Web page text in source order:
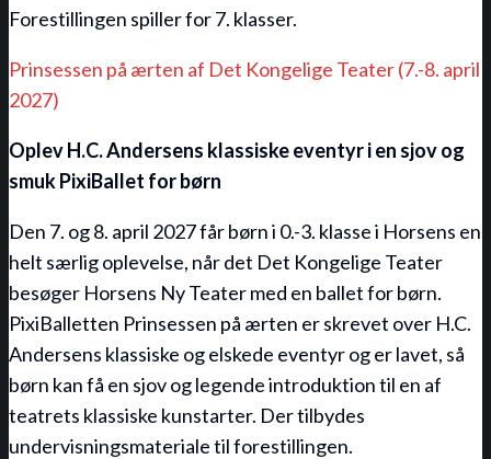
Forestillingen spiller for 7. klasser.
Prinsessen på ærten af Det Kongelige Teater (7.-8. april
2027)
Oplev H.C. Andersens klassiske eventyr i en sjov og
smuk PixiBallet for børn
Den 7. og 8. april 2027 får børn i 0.-3. klasse i Horsens en
helt særlig oplevelse, når det Det Kongelige Teater
besøger Horsens Ny Teater med en ballet for børn.
PixiBalletten Prinsessen på ærten er skrevet over H.C.
Andersens klassiske og elskede eventyr og er lavet, så
børn kan få en sjov og legende introduktion til en af
teatrets klassiske kunstarter. Der tilbydes
undervisningsmateriale til forestillingen.